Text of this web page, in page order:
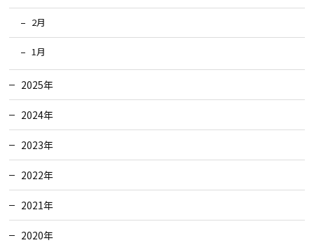
2月
1月
2025年
2024年
2023年
2022年
2021年
2020年